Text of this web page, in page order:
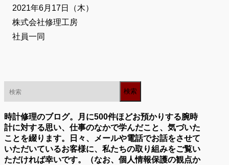
2021年6月17日（木）
株式会社修理工房
社員一同
時計修理のブログ。月に500件ほどお預かりする腕時
計に対する思い、仕事のなかで学んだこと、気づいた
ことを綴ります。日々、メールや電話でお話をさせて
いただいているお客様に、私たちの取り組みをご覧い
ただければ幸いです。（なお、個人情報保護の観点か